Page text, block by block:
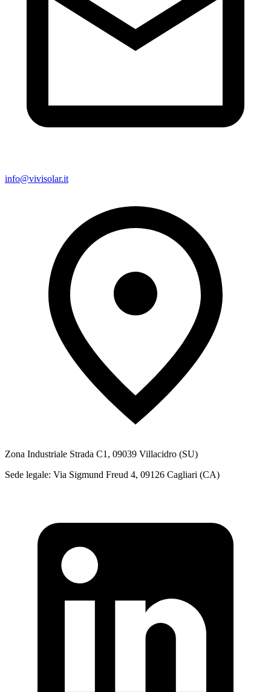
info@vivisolar.it
Zona Industriale Strada C1, 09039 Villacidro (SU)
Sede legale: Via Sigmund Freud 4, 09126 Cagliari (CA)